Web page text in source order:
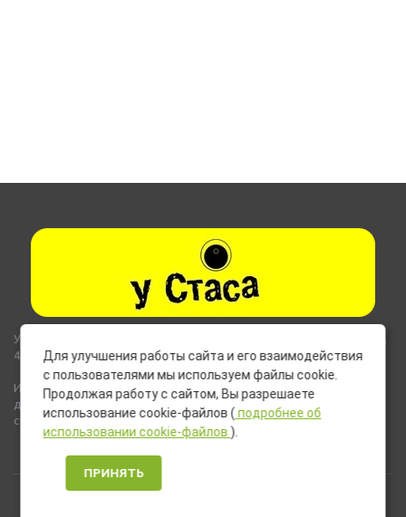
Указанные на сайте цены не являются публичной офертой (ст.435,
437 ГК РФ).
Используемые на сайте изображения товаров могут включать
дополнительное оборудование и компоненты, не входящие в
стандартную комплектацию товара.
Для улучшения работы сайта и его взаимодействия
с пользователями мы используем файлы cookie.
Продолжая работу с сайтом, Вы разрешаете
использование cookie-файлов ( подробнее об
использовании cookie-файлов ).
ПРИНЯТЬ